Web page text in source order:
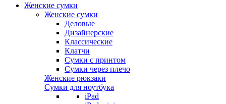
Женские сумки
Женские сумки
Деловые
Дизайнерские
Классические
Клатчи
Сумки с принтом
Сумки через плечо
Женские рюкзаки
Сумки для ноутбука
iPad